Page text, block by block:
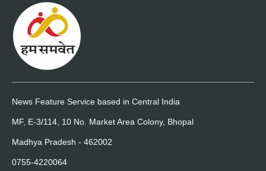
News Feature Service based in Central India
MF, E-3/114, 10 No. Market Area Colony, Bhopal
Madhya Pradesh - 462002
0755-4220064